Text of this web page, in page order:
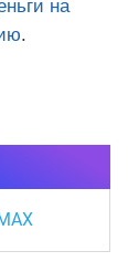
на
.